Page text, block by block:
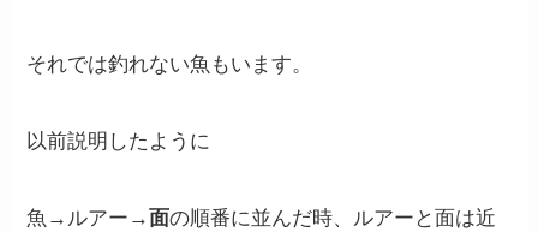
それでは釣れない魚もいます。
以前説明したように
魚→ルアー→面の順番に並んだ時、ルアーと面は近